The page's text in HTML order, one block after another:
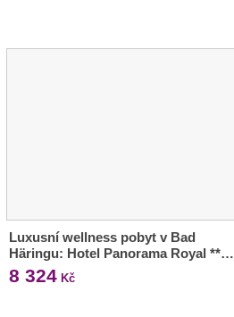
Luxusní wellness pobyt v Bad
Häringu: Hotel Panorama Royal **…
8 324Kč